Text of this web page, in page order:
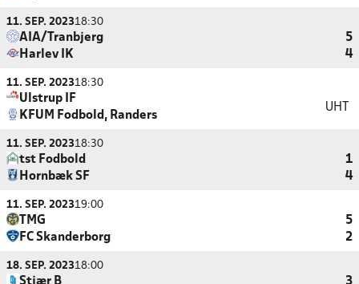
11. SEP. 202318:30
AIA/Tranbjerg
5
Harlev IK
4
11. SEP. 202318:30
Ulstrup IF
KFUM Fodbold, Randers
UHT
11. SEP. 202318:30
tst Fodbold
1
Hornbæk SF
4
11. SEP. 202319:00
TMG
5
FC Skanderborg
2
18. SEP. 202318:00
Stjær B
3